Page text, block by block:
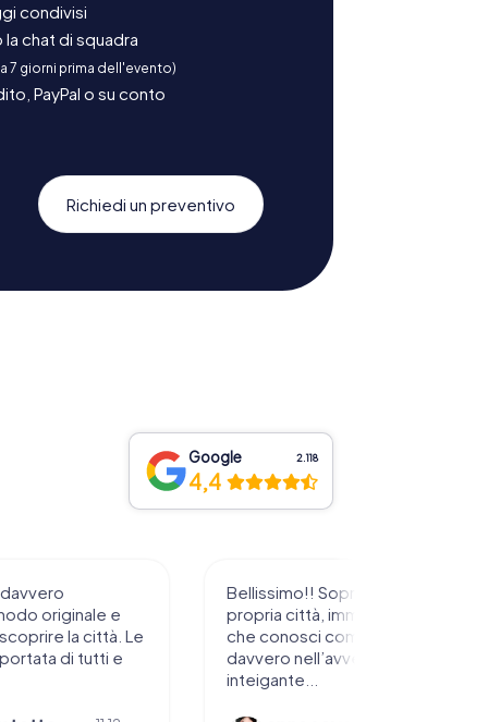
condivisi
chat di squadra
7 giorni prima dell'evento)
PayPal o su conto
Richiedi un preventivo
Google 2.118
4,4
originale e
la città. Le
di tutti e
Bellissimo!! Soprattutto nella
propria città, immaginarsi i luoghi
che conosci come fossero
davvero nell’avventura…
inteigante...